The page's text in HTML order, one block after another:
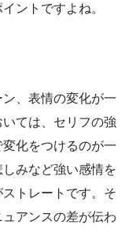
ントですよね。
、表情の変化が一
ては、セリフの強
化をつけるのが一
みなど強い感情を
トレートです。そ
アンスの差が伝わ